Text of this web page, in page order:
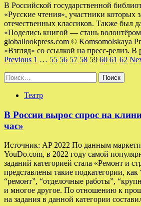
В Российской государственной
«Русские чтения», участники которых
отечественных классиков. Также был
«Поделись книгой — стань волонтёром
globallookpress.com © Komsomolskaya
«Взгляд» со ссылкой на пресс-релиз.
Пагинация
записей
Previous 1 … 55 56 57 58 59 60 61 62
Найти:
Театр
В России вырос спрос на
час»
Источник: AP 2022 По данным
YouDo.com, в 2022 году самой
заданий категорией стала «Ремонт и
представлены такие подкатегории, как
“ремонт”, “отделочные работы”,
и многое другое. По отношению к
на задания в данной категории